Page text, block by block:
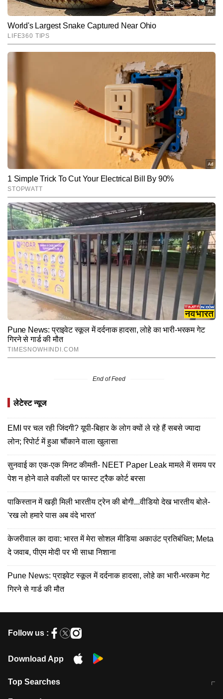
End of Feed
लेटेस्ट न्यूज
EMI पर चल रही जिंदगी? यूपी-बिहार के लोग क्यों ले रहे हैं सबसे ज्यादा
लोन; रिपोर्ट में हुआ चौंकाने वाला खुलासा
सुनवाई का एक-एक मिनट कीमती- NEET Paper Leak मामले में समय पर
पेश न होने वाले वकीलों पर फास्ट ट्रैक कोर्ट बरसा
पाकिस्तान में खड़ी मिली भारतीय ट्रेन की बोगी...वीडियो देख भारतीय बोले-
'रख लो हमारे पास अब वंदे भारत'
केजरीवाल का दावा: भारत में मेरा सोशल मीडिया अकाउंट प्रतिबंधित; Meta
दे जवाब, पीएम मोदी पर भी साधा निशाना
Pune News: प्राइवेट स्कूल में दर्दनाक हादसा, लोहे का भारी-भरकम गेट
गिरने से गार्ड की मौत
Follow us :
Download App
Top Searches